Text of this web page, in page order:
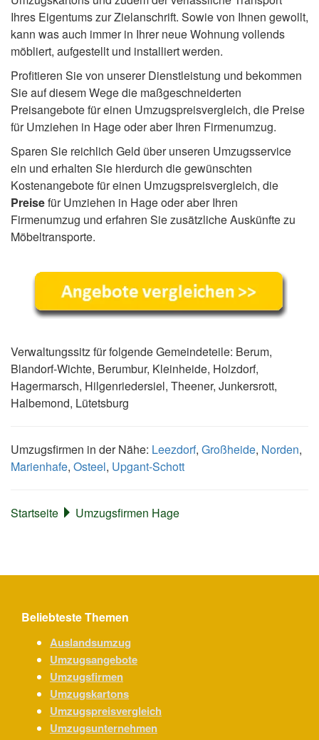
Ihres Eigentums zur Zielanschrift. Sowie von Ihnen gewollt,
kann was auch immer in Ihrer neue Wohnung vollends
möbliert, aufgestellt und installiert werden.
Profitieren Sie von unserer Dienstleistung und bekommen
Sie auf diesem Wege die maßgeschneiderten
Preisangebote für einen Umzugspreisvergleich, die Preise
für Umziehen in Hage oder aber Ihren Firmenumzug.
Sparen Sie reichlich Geld über unseren Umzugsservice
ein und erhalten Sie hierdurch die gewünschten
Kostenangebote für einen Umzugspreisvergleich, die
Preisefür Umziehen in Hage oder aber Ihren
Firmenumzug und erfahren Sie zusätzliche Auskünfte zu
Möbeltransporte.
Verwaltungssitz für folgende Gemeindeteile: Berum,
Blandorf-Wichte, Berumbur, Kleinheide, Holzdorf,
Hagermarsch, Hilgenriedersiel, Theener, Junkersrott,
Halbemond, Lütetsburg
Umzugsfirmen in der Nähe: Leezdorf, Großheide, Norden,
Marienhafe, Osteel, Upgant-Schott
Startseite Umzugsfirmen Hage
Beliebteste Themen
Auslandsumzug
Umzugsangebote
Umzugsfirmen
Umzugskartons
Umzugspreisvergleich
Umzugsunternehmen